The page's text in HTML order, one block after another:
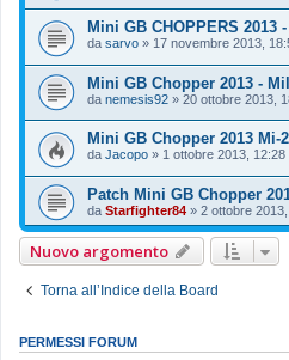
Mini GB CHOPPERS 2013
da sarvo » 17 novembre 2013,
Mini GB Chopper 2013 -
da nemesis92 » 20 ottobre 2013,
Mini GB Chopper 2013 Mi-
da Jacopo » 1 ottobre 2013, 12:28
Patch Mini GB Chopper
da Starfighter84 » 2 ottobre
Nuovo argomento
Torna all’Indice della Board
PERMESSI FORUM